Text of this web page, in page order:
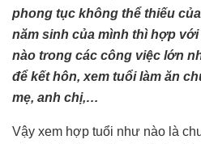
phong tục không thể thiếu
năm sinh của mình thì hợp
nào trong các công việc lớn
để kết hôn, xem tuổi làm ăn
mẹ, anh chị,…
Vậy xem hợp tuổi như nào là